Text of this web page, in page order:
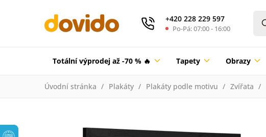
+420 228 229 597
Po-Pá: 07:00 - 16:00
Totální výprodej až -70 % 🔥 Tapety Obrazy
Úvodní stránka Plakáty Plakáty podle motivu Zvířata